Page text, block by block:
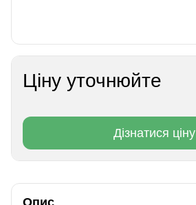
Ціну уточнюйте
Дізнатися ціну
Опис